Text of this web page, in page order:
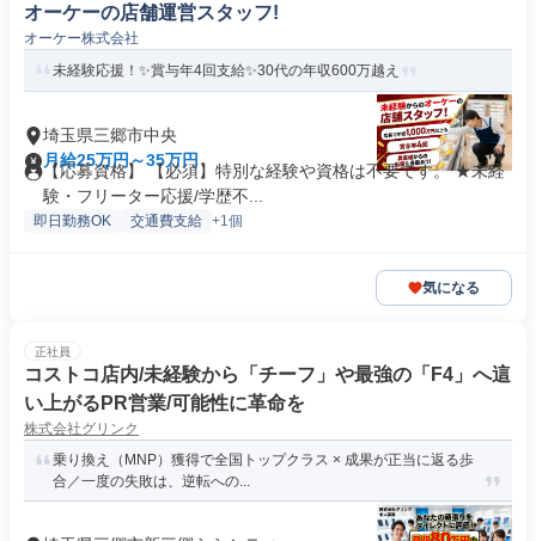
オーケーの店舗運営スタッフ!
オーケー株式会社
未経験応援！✨賞与年4回支給✨30代の年収600万越え
埼玉県三郷市中央
月給25万円～35万円
【応募資格】 【必須】特別な経験や資格は不要です。 ★未経
験・フリーター応援/学歴不...
即日勤務OK 交通費支給 +1個
気になる
正社員
コストコ店内/未経験から「チーフ」や最強の「F4」へ這
い上がるPR営業/可能性に革命を
株式会社グリンク
乗り換え（MNP）獲得で全国トップクラス × 成果が正当に返る歩
合／一度の失敗は、逆転への...